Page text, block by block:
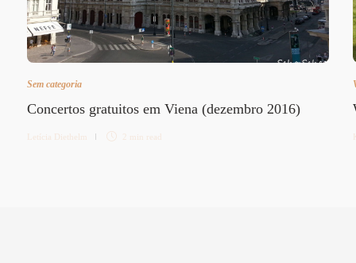
Sem categoria
Concertos gratuitos em Viena (dezembro 2016)
Letícia Diethelm 2 min read